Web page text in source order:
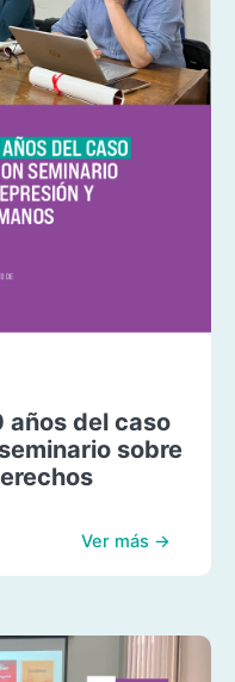
años del caso
sobre
Ver más →